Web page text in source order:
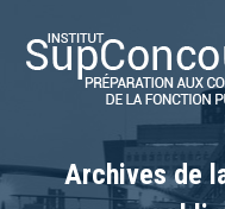
Archives de